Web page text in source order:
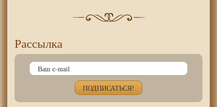
Рассылка